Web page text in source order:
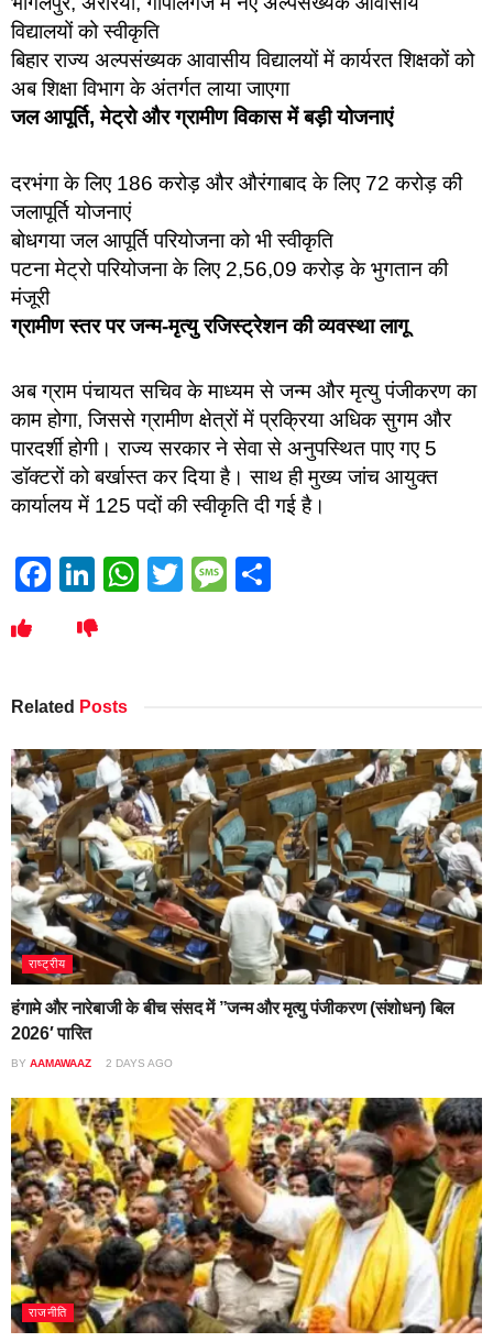
विद्यालयों को स्वीकृति
बिहार राज्य अल्पसंख्यक आवासीय विद्यालयों में कार्यरत शिक्षकों को
अब शिक्षा विभाग के अंतर्गत लाया जाएगा
जल आपूर्ति, मेट्रो और ग्रामीण विकास में बड़ी योजनाएं
दरभंगा के लिए 186 करोड़ और औरंगाबाद के लिए 72 करोड़ की
जलापूर्ति योजनाएं
बोधगया जल आपूर्ति परियोजना को भी स्वीकृति
पटना मेट्रो परियोजना के लिए 2,56,09 करोड़ के भुगतान की
मंजूरी
ग्रामीण स्तर पर जन्म-मृत्यु रजिस्ट्रेशन की व्यवस्था लागू
अब ग्राम पंचायत सचिव के माध्यम से जन्म और मृत्यु पंजीकरण का
काम होगा, जिससे ग्रामीण क्षेत्रों में प्रक्रिया अधिक सुगम और
पारदर्शी होगी। राज्य सरकार ने सेवा से अनुपस्थित पाए गए 5
डॉक्टरों को बर्खास्त कर दिया है। साथ ही मुख्य जांच आयुक्त
कार्यालय में 125 पदों की स्वीकृति दी गई है।
Facebook
LinkedIn
WhatsApp
TwitterMessage
Related Posts
राष्ट्रीय
हंगामे और नारेबाजी के बीच संसद में ”जन्म और मृत्यु पंजीकरण (संशोधन) बिल
2026′ पारित
BY AAMAWAAZ 2 DAYS AGO
राजनीति